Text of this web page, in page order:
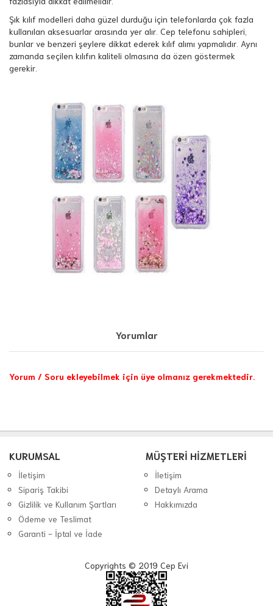
Şık kılıf modelleri daha güzel durduğu için telefonlarda çok fazla
kullanılan aksesuarlar arasında yer alır. Cep telefonu sahipleri,
bunlar ve benzeri şeylere dikkat ederek kılıf alımı yapmalıdır. Aynı
zamanda seçilen kılıfın kaliteli olmasına da özen göstermek
gerekir.
Yorumlar
Yorum / Soru ekleyebilmek için üye olmanız gerekmektedir.
KURUMSAL
İletişim
Sipariş Takibi
Gizlilik ve Kullanım Şartları
Ödeme ve Teslimat
Garanti - İptal ve İade
MÜŞTERİ HİZMETLERİ
İletişim
Detaylı Arama
Hakkımızda
Copyrights © 2019 Cep Evi